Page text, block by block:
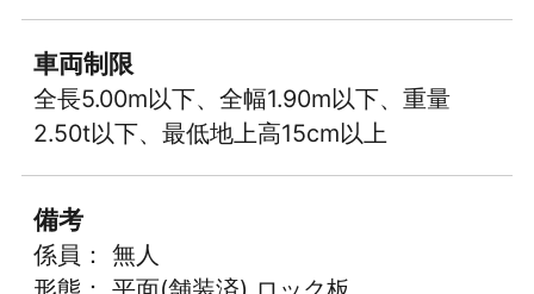
車両制限
全長5.00m以下、全幅1.90m以下、重量
2.50t以下、最低地上高15cm以上
備考
係員： 無人